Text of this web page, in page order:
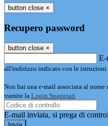
button close ×
Recupero password
button close ×
E-
all'indirizzo indicato con le istruzioni
Non hai una e-mail associata al
tramite la Login Spaggiari
E-mail inviata, si prega di